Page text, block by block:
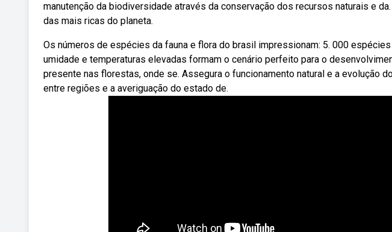
manutenção da biodiversidade através da conservação dos recursos naturais e
das mais ricas do planeta.
Os números de espécies da fauna e flora do brasil impressionam: 5. 000
umidade e temperaturas elevadas formam o cenário perfeito para o
presente nas florestas, onde se. Assegura o funcionamento natural e a evolução
entre regiões e a averiguação do estado de.